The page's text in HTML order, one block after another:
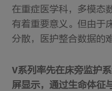
在重症医学科，多模态
有着重要意义。但由于
分散，医护整合数据的
V系列率先在床旁监护
屏显示，通过生命体征